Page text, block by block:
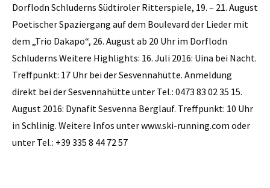
Dorflodn Schluderns Südtiroler Ritterspiele, 19. – 21. August
Poetischer Spaziergang auf dem Boulevard der Lieder mit
dem „Trio Dakapo“, 26. August ab 20 Uhr im Dorflodn
Schluderns Weitere Highlights: 16. Juli 2016: Uina bei Nacht.
Treffpunkt: 17 Uhr bei der Sesvennahütte. Anmeldung
direkt bei der Sesvennahütte unter Tel.: 0473 83 02 35 15.
August 2016: Dynafit Sesvenna Berglauf. Treffpunkt: 10 Uhr
in ­Schlinig. Weitere Infos unter www.ski-running.com oder
unter Tel.: +39 335 8 44 72 57